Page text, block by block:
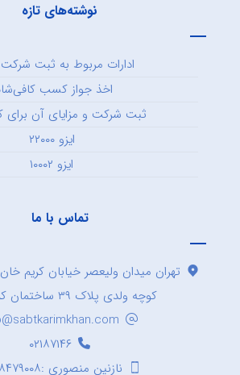
نوشته‌های تازه
ادارات مربوط به ثبت شرکت
اخذ جواز کسب
ثبت شرکت و مزایای آن برای
ایزو ۲۲۰۰۰
ایزو ۱۰۰۰۲
تماس با ما
تهران میدان ولیعصر خیابان کریم
کوچه ولدی پلاک ۳۹ ساختمان کریم خان
۰۲۱۸۷۱۴۶
نازنین منصوری :۰۹۱۲۸۴۷۹۰۰۸